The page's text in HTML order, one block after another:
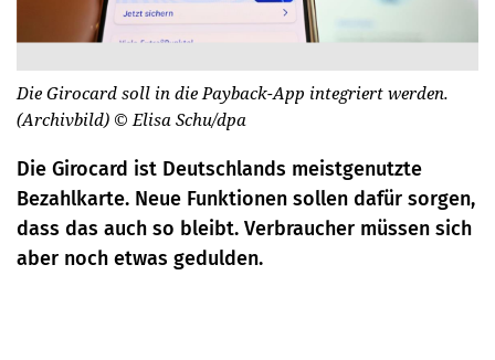
Die Girocard soll in die Payback-App integriert werden.
(Archivbild) © Elisa Schu/dpa
Die Girocard ist Deutschlands meistgenutzte
Bezahlkarte. Neue Funktionen sollen dafür sorgen,
dass das auch so bleibt. Verbraucher müssen sich
aber noch etwas gedulden.